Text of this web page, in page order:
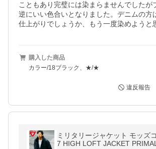
こともあり完璧には染まらませんでしたが
逆にいい色合いとなりました。デニムの方
仕上がりでしょうか、もう一度染めようと
購入した商品
カラー/18ブラック、★/★
違反報告
ミリタリージャケット モッズ
7 HIGH LOFT JACKET PRIMALOFT/プリマ